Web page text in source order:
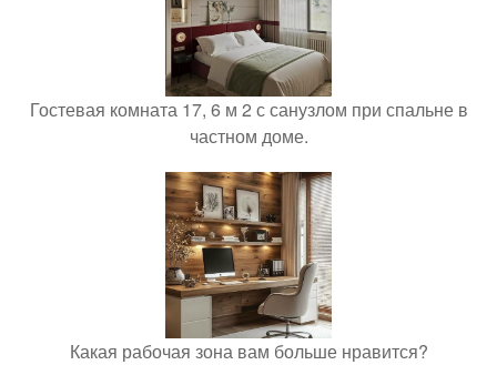
Гостевая комната 17, 6 м 2 с санузлом при спальне в
частном доме.
Какая рабочая зона вам больше нравится?